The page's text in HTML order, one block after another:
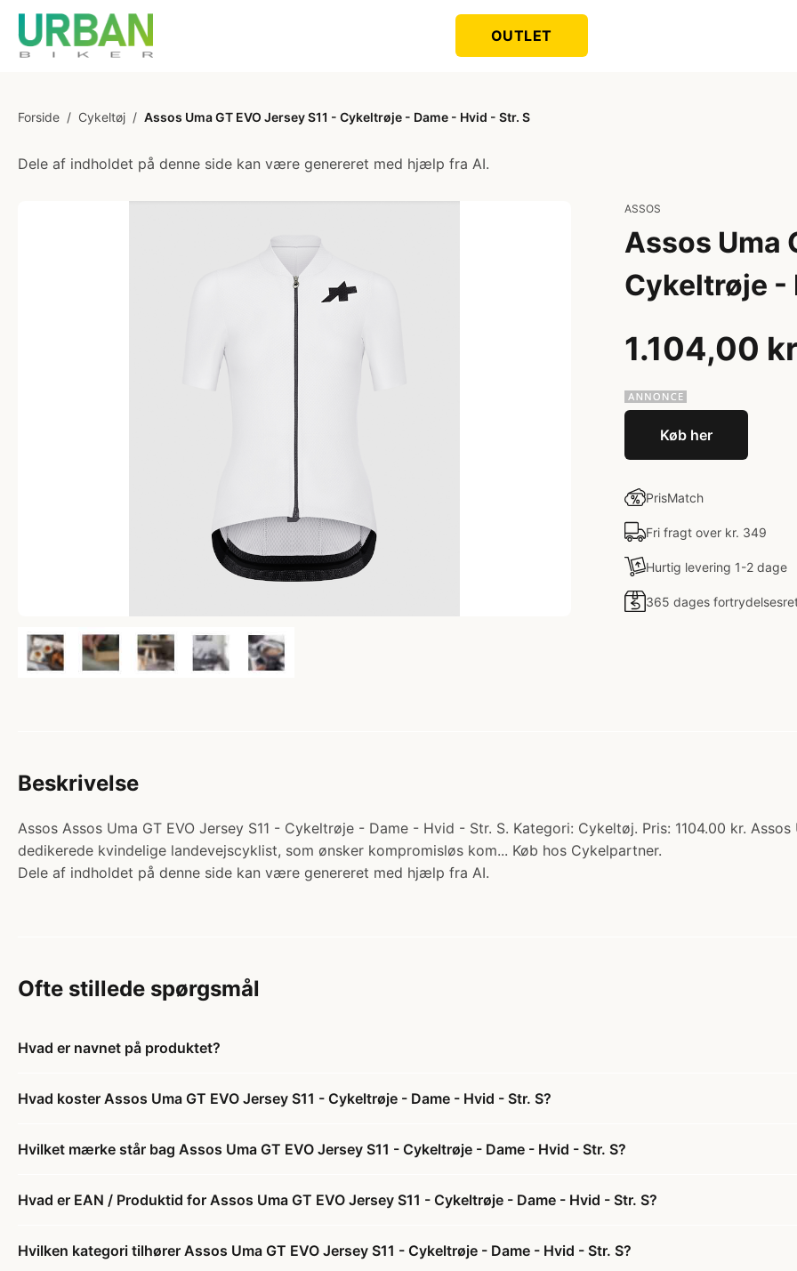
OUTLET
Forside / Cykeltøj / Assos Uma GT EVO Jersey S11 - Cykeltrøje - Dame - Hvid - Str. S
Dele af indholdet på denne side kan være genereret med hjælp fra AI.
ASSOS
Assos Uma
Cykeltrøje -
1.104,00
Køb her
PrisMatch
Fri fragt over kr. 349
Hurtig levering 1-2 dage
365 dages
Beskrivelse
Assos Assos Uma GT EVO Jersey S11 - Cykeltrøje - Dame - Hvid - Str. S. Kategori: Cykeltøj. Pris: 1104.00 kr.
dedikerede kvindelige landevejscyklist, som ønsker kompromisløs kom... Køb hos Cykelpartner.
Dele af indholdet på denne side kan være genereret med hjælp fra AI.
Ofte stillede spørgsmål
Hvad er navnet på produktet?
Hvad koster Assos Uma GT EVO Jersey S11 - Cykeltrøje - Dame - Hvid - Str. S?
Hvilket mærke står bag Assos Uma GT EVO Jersey S11 - Cykeltrøje - Dame - Hvid - Str. S?
Hvad er EAN / Produktid for Assos Uma GT EVO Jersey S11 - Cykeltrøje - Dame - Hvid - Str. S?
Hvilken kategori tilhører Assos Uma GT EVO Jersey S11 - Cykeltrøje - Dame - Hvid - Str. S?